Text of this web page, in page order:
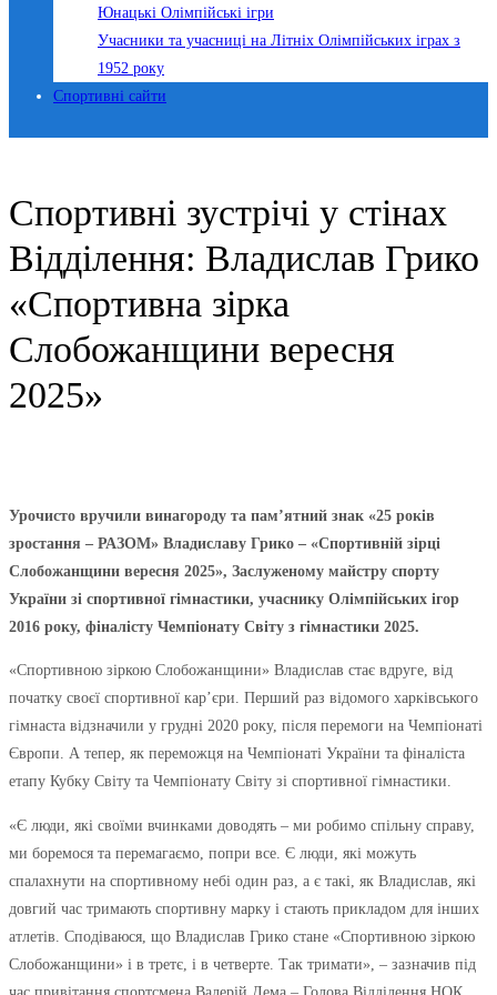
Юнацькі Олімпійські ігри
Учасники та учасниці на Літніх Олімпійських іграх з
1952 року
Спортивні сайти
Спортивні зустрічі у стінах
Відділення: Владислав Грико
«Спортивна зірка
Слобожанщини вересня
2025»
Урочисто вручили винагороду та пам’ятний знак «25 років
зростання – РАЗОМ» Владиславу Грико – «Спортивній зірці
Слобожанщини вересня 2025», Заслуженому майстру спорту
України зі спортивної гімнастики, учаснику Олімпійських ігор
2016 року, фіналісту Чемпіонату Світу з гімнастики 2025.
«Спортивною зіркою Слобожанщини» Владислав стає вдруге, від
початку своєї спортивної кар’єри. Перший раз відомого харківського
гімнаста відзначили у грудні 2020 року, після перемоги на Чемпіонаті
Європи. А тепер, як переможця на Чемпіонаті України та фіналіста
етапу Кубку Світу та Чемпіонату Світу зі спортивної гімнастики.
«Є люди, які своїми вчинками доводять – ми робимо спільну справу,
ми боремося та перемагаємо, попри все. Є люди, які можуть
спалахнути на спортивному небі один раз, а є такі, як Владислав, які
довгий час тримають спортивну марку і стають прикладом для інших
атлетів. Сподіваюся, що Владислав Грико стане «Спортивною зіркою
Слобожанщини» і в третє, і в четверте. Так тримати», – зазначив під
час привітання спортсмена Валерій Дема – Голова Відділення НОК